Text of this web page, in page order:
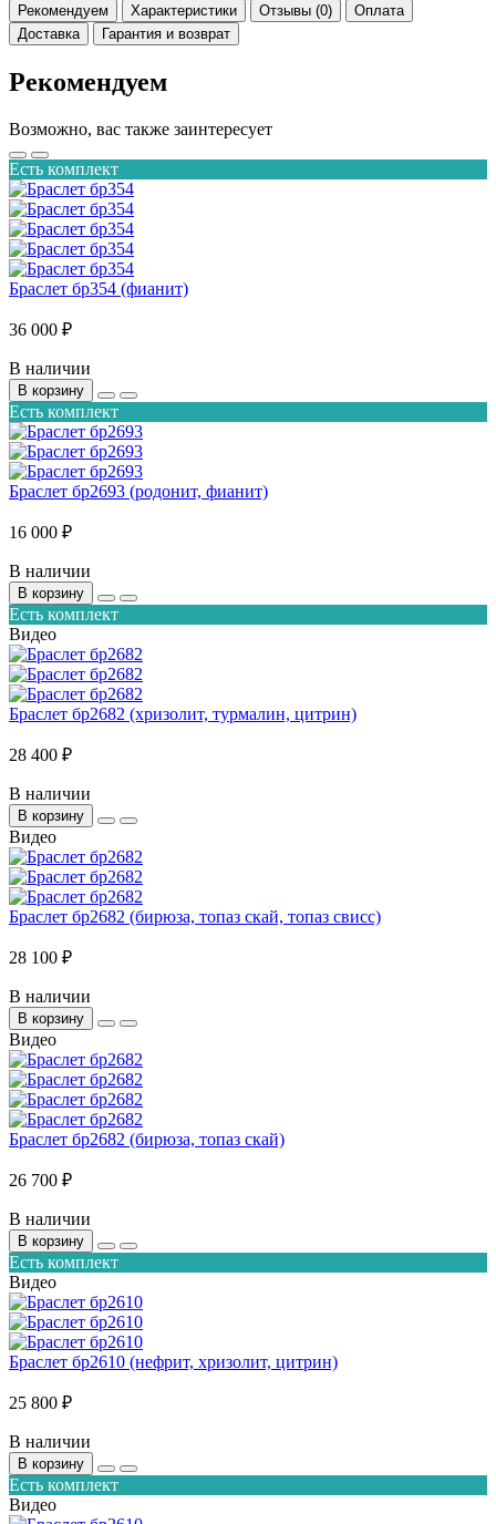
Рекомендуем Характеристики Отзывы (0)
Оплата
Доставка
Гарантия и возврат
Рекомендуем
Возможно, вас также заинтересует
Есть комплект
Браслет бр354 (фианит)
36 000 ₽
В наличии
В корзину
Есть комплект
Браслет бр2693 (родонит, фианит)
16 000 ₽
В наличии
В корзину
Есть комплект
Видео
Браслет бр2682 (хризолит, турмалин, цитрин)
28 400 ₽
В наличии
В корзину
Видео
Браслет бр2682 (бирюза, топаз скай, топаз свисс)
28 100 ₽
В наличии
В корзину
Видео
Браслет бр2682 (бирюза, топаз скай)
26 700 ₽
В наличии
В корзину
Есть комплект
Видео
Браслет бр2610 (нефрит, хризолит, цитрин)
25 800 ₽
В наличии
В корзину
Есть комплект
Видео